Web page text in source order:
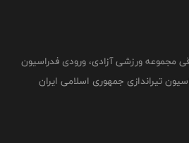
مجموعه ورزشی آزادی، ورودی فدراسیون
تیراندازی جمهوری اسلامی ایران